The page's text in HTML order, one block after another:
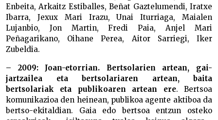
Enbeita, Arkaitz Estiballes, Beñat Gaztelumendi, Iratxe
Ibarra, Jexux Mari Irazu, Unai Iturriaga, Maialen
Lujanbio, Jon Martin, Fredi Paia, Anjel Mari
Peñagarikano, Oihane Perea, Aitor Sarriegi, Iker
Zubeldia.
– 2009: Joan-etorrian. Bertsolarien artean, gai-
jartzailea eta bertsolariaren artean, baita
bertsolariak eta publikoaren artean ere. Bertsoa
komunikazioa den heinean, publikoa agente aktiboa da
bertso-ekitaldian. Gaia edo bertsoa entzun osteko